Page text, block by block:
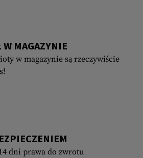
MAGAZYNIE
w magazynie są rzeczywiście
dni prawa do zwrotu